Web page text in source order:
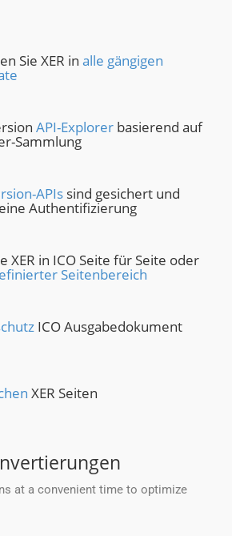
Sie XER in alle gängigen
API-Explorer basierend auf
Sammlung
APIs sind gesichert und
Authentifizierung
XER in ICO Seite für Seite oder
Seitenbereich
ICO Ausgabedokument
XER Seiten
at a convenient time to optimize